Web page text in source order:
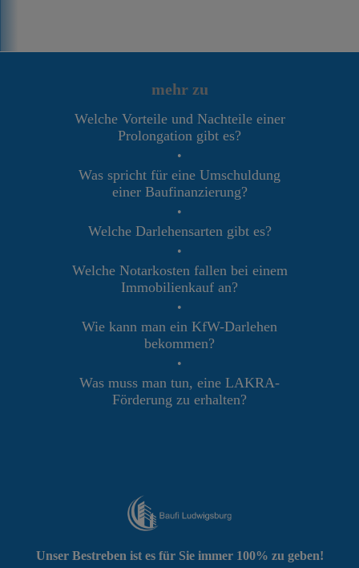
mehr zu
Welche Vorteile und Nachteile einer
Prolongation gibt es?
•
Was spricht für eine Umschuldung
einer Baufinanzierung?
•
Welche Darlehensarten gibt es?
•
Welche Notarkosten fallen bei einem
Immobilienkauf an?
•
Wie kann man ein KfW-Darlehen
bekommen?
•
Was muss man tun, eine LAKRA-
Förderung zu erhalten?
Unser Bestreben ist es für Sie immer 100% zu geben!